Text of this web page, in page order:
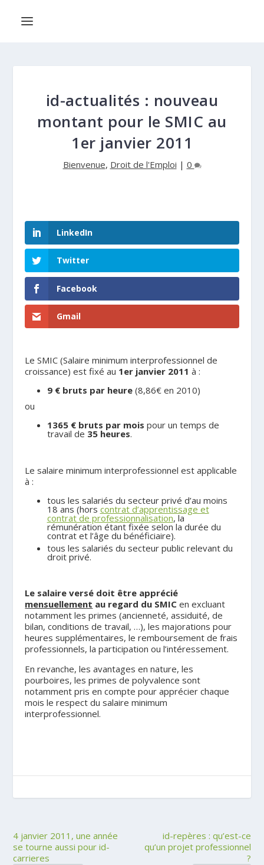
id-actualités : nouveau
montant pour le SMIC au
1er janvier 2011
Bienvenue, Droit de l'Emploi | 0
LinkedIn
Twitter
Facebook
Gmail
Le SMIC (Salaire minimum interprofessionnel de
croissance) est fixé au 1er janvier 2011 à :
9 € bruts par heure(8,86€ en 2010)
ou
1365 € bruts par mois pour un temps de
travail de 35 heures.
Le salaire minimum interprofessionnel est applicable
à :
tous les salariés du secteur privé d’au moins
18 ans (hors contrat d’apprentissage et
contrat de professionnalisation, la
rémunération étant fixée selon la durée du
contrat et l’âge du bénéficiaire).
tous les salariés du secteur public relevant du
droit privé.
Le salaire versé doit être apprécié
mensuellement au regard du SMIC en excluant
notamment les primes (ancienneté, assiduité, de
bilan, conditions de travail, …), les majorations pour
heures supplémentaires, le remboursement de frais
professionnels, la participation ou l’intéressement.
En revanche, les avantages en nature, les
pourboires, les primes de polyvalence sont
notamment pris en compte pour apprécier chaque
mois le respect du salaire minimum
interprofessionnel.
4 janvier 2011, une année
se tourne aussi pour id-
carrieres
id-repères : qu’est-ce
qu’un projet professionnel
?